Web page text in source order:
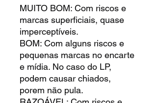
MUITO BOM: Com riscos e
marcas superficiais, quase
imperceptíveis.
BOM: Com alguns riscos e
pequenas marcas no encarte
e mídia. No caso do LP,
podem causar chiados,
porem não pula.